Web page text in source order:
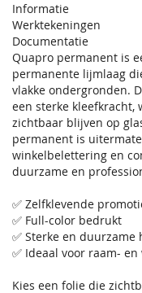
Informatie
Werktekeningen
Documentatie
Quapro permanent is
permanente lijmlaag
vlakke ondergronden.
een sterke kleefkracht,
zichtbaar blijven op
permanent is
winkelbelettering en
duurzame en
✅ Zelfklevende
✅ Full-color bedrukt
✅ Sterke en
✅ Ideaal voor raam-
Kies een folie die